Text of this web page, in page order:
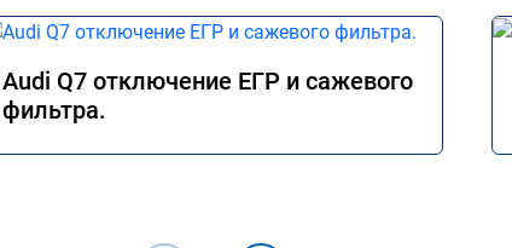
Audi Q7 отключение ЕГР и сажевого
фильтра.